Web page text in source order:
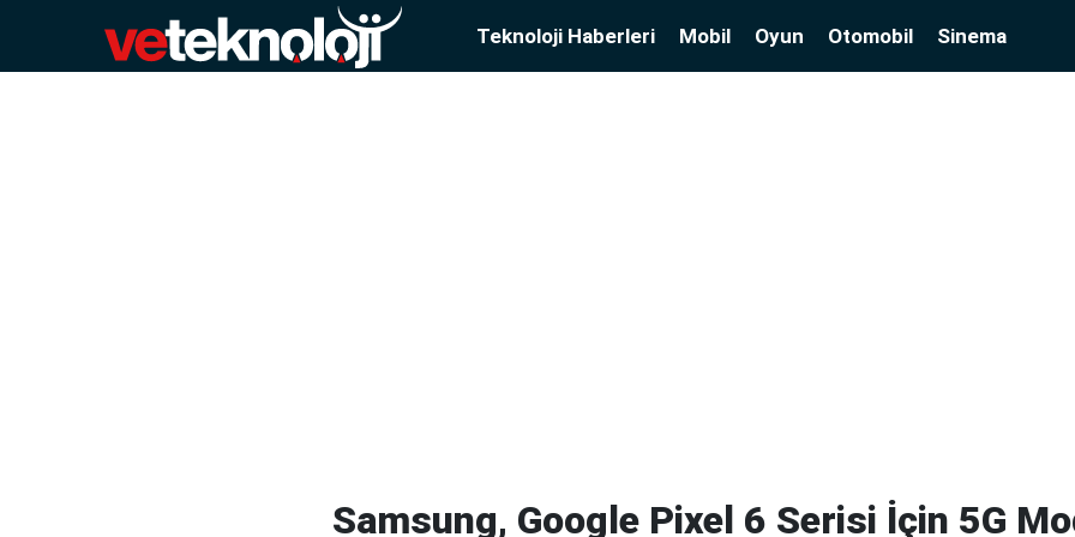
Teknoloji Haberleri Mobil Oyun Otomobil Sinema
Samsung, Google Pixel 6 Serisi İçin 5G